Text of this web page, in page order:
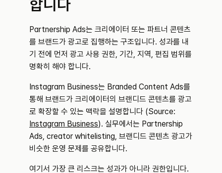
합니다
Partnership Ads는 크리에이터 또는 파트너 콘텐츠
를 브랜드가 광고로 집행하는 구조입니다. 성과를 내
기 전에 먼저 광고 사용 권한, 기간, 지역, 편집 범위를
명확히 해야 합니다.
Instagram Business는 Branded Content Ads를
통해 브랜드가 크리에이터의 브랜디드 콘텐츠를 광고
Instagram Business). 실무에서는 Partnership
Ads, creator whitelisting, 브랜디드 콘텐츠 광고가
비슷한 운영 문제를 공유합니다.
여기서 가장 큰 리스크는 성과가 아니라 권한입니다.